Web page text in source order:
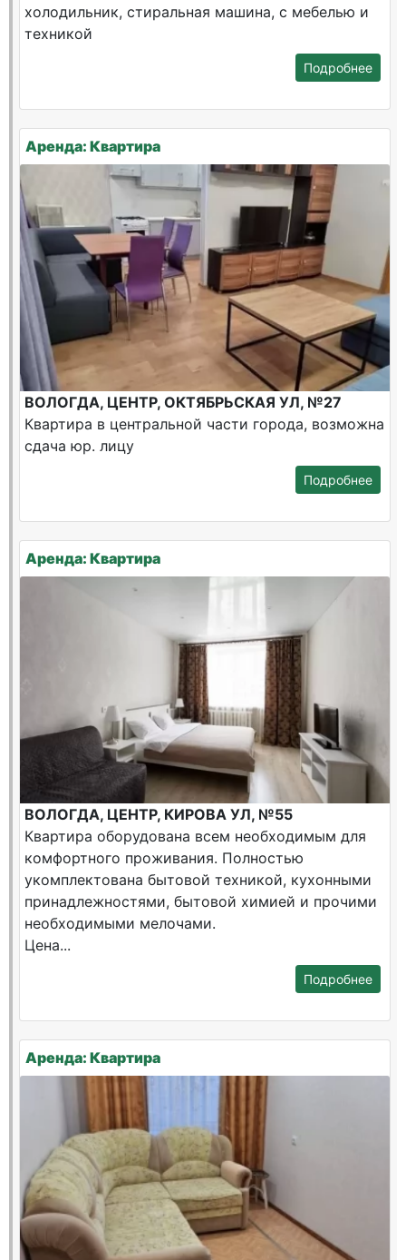
холодильник, стиральная машина, с мебелью и
техникой
Подробнее
Аренда: Квартира
ВОЛОГДА, ЦЕНТР, ОКТЯБРЬСКАЯ УЛ, №27
Квартира в центральной части города, возможна
сдача юр. лицу
Подробнее
Аренда: Квартира
ВОЛОГДА, ЦЕНТР, КИРОВА УЛ, №55
Квартира оборудована всем необходимым для
комфортного проживания. Полностью
укомплектована бытовой техникой, кухонными
принадлежностями, бытовой химией и прочими
необходимыми мелочами.
Цена...
Подробнее
Аренда: Квартира